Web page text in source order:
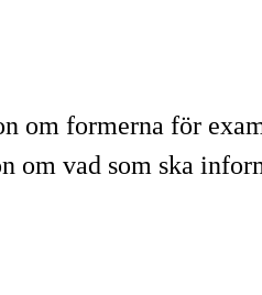
om formerna för
om vad som ska